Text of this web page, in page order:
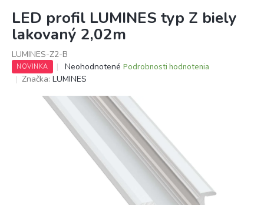
LED profil LUMINES typ Z biely
lakovaný 2,02m
LUMINES-Z2-B
NOVINKA
Priemerné
hodnotenie
je
z
5
hviezdičiek.
Neohodnotené Podrobnosti hodnotenia
Značka: LUMINES